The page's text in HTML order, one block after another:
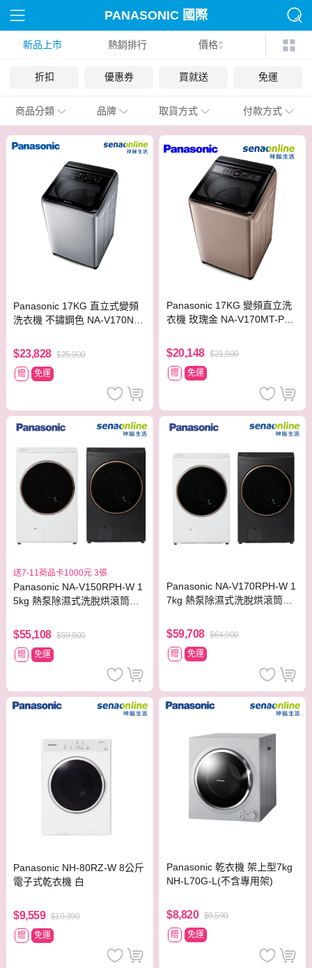
PANASONIC 國際
新品上市 熱銷排行 價格
折扣 優惠券 買就送 免運
商品分類 品牌 取貨方式 付款方式
Panasonic 17KG 直立式變頻
洗衣機 不鏽鋼色 NA-V170NM
$23,828 $25,900
贈
免運
Panasonic 17KG 變頻直立洗
衣機 玫瑰金 NA-V170MT-PN
$20,148 $21,900
贈
免運
送7-11商品卡1000元 3張
Panasonic NA-V150RPH-W 1
5kg 熱泵除濕式洗脫烘滾筒洗
$55,108 $59,900
贈
免運
Panasonic NA-V170RPH-W 1
7kg 熱泵除濕式洗脫烘滾筒洗
$59,708 $64,900
贈
免運
Panasonic NH-80RZ-W 8公斤
電子式乾衣機 白
$9,559 $10,390
贈
免運
Panasonic 乾衣機 架上型7kg
NH-L70G-L(不含專用架)
$8,820 $9,590
贈
免運